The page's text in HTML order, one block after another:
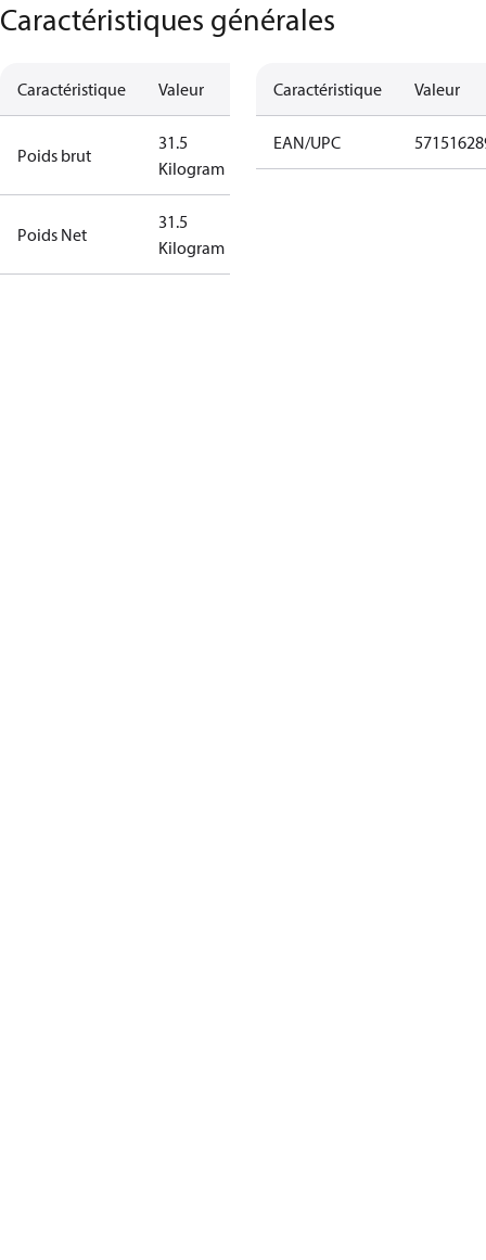
Caractéristiques générales
Caractéristique Valeur
Poids brut
31.5
Kilogram
Poids Net
31.5
Kilogram
Caractéristique Valeur
EAN/UPC